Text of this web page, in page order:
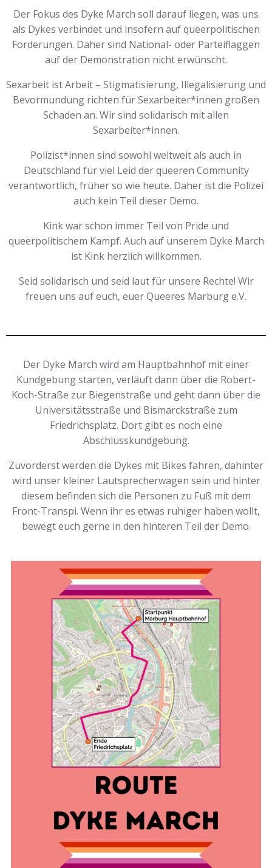
Der Fokus des Dyke March soll darauf liegen, was uns
als Dykes verbindet und insofern auf queerpolitischen
Forderungen. Daher sind National- oder Parteiflaggen
auf der Demonstration nicht erwünscht.
Sexarbeit ist Arbeit – Stigmatisierung, Illegalisierung und
Bevormundung richten für Sexarbeiter*innen großen
Schaden an. Wir sind solidarisch mit allen
Sexarbeiter*innen.
Polizist*innen sind sowohl weltweit als auch in
Deutschland für viel Leid der queeren Community
verantwortlich, früher so wie heute. Daher ist die Polizei
auch kein Teil dieser Demo.
Kink war schon immer Teil von Pride und
queerpolitischem Kampf. Auch auf unserem Dyke March
ist Kink herzlich willkommen.
Seid solidarisch und seid laut für unsere Rechte! Wir
freuen uns auf euch, euer Queeres Marburg e.V.
Der Dyke March wird am Hauptbahnhof mit einer
Kundgebung starten, verläuft dann über die Robert-
Koch-Straße zur Biegenstraße und geht dann über die
Universitätsstraße und Bismarckstraße zum
Friedrichsplatz. Dort gibt es noch eine
Abschlusskundgebung.
Zuvorderst werden die Dykes mit Bikes fahren, dahinter
wird unser kleiner Lautsprecherwagen sein und hinter
diesem befinden sich die Personen zu Fuß mit dem
Front-Transpi. Wenn ihr es etwas ruhiger haben wollt,
bewegt euch gerne in den hinteren Teil der Demo.